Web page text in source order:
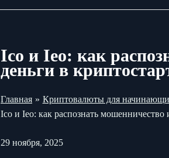
Ico и Ieo: как
деньги в
Главная
Криптовалюты для
Ico и Ieo: как распознать мошенничество
29 ноября, 2025